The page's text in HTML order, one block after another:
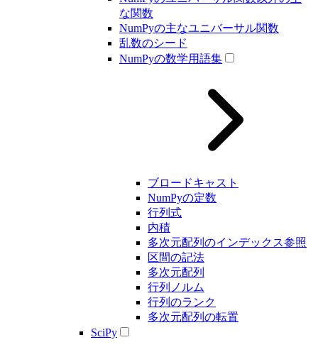
な関数
NumPyの主なユニバーサル関数
乱数のシード
NumPyの数学用語集
ブロードキャスト
NumPyの定数
行列式
内積
多次元配列のインデックス参照
区間の記法
多次元配列
行列ノルム
行列のランク
多次元配列の転置
SciPy